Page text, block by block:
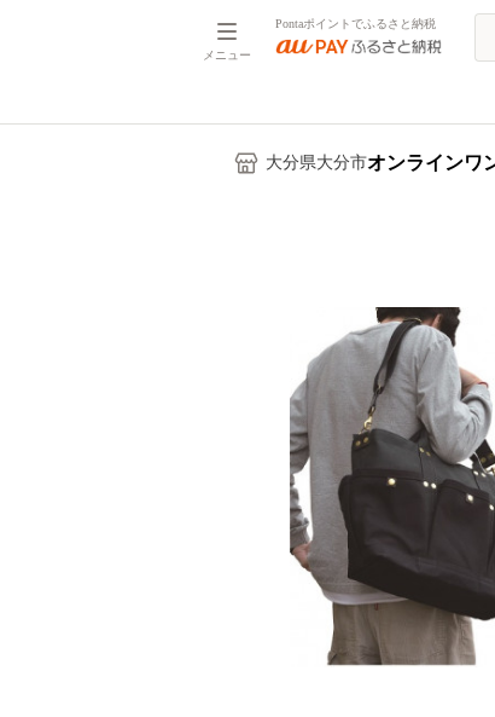
メニュー
Pontaポイントでふるさと納税
大分県大分市オンラインワ